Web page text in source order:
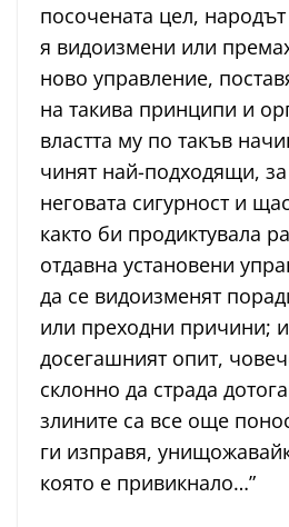
посочената цел,
я видоизмени или
ново управление,
на такива принципи и
властта му по такъв
чинят най-подходящи,
неговата сигурност и
както би продиктувала
отдавна установени
да се видоизменят
или преходни причини; и
досегашният опит,
склонно да страда
злините са все още
ги изправя,
която е привикнало…”